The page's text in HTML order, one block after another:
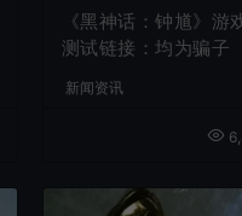
《黑神话：钟馗》游
测试链接：均为骗子
新闻资讯